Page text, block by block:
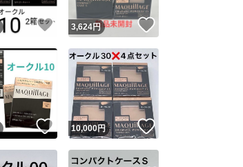
いいね！
3,624円
いいね！
10,000円